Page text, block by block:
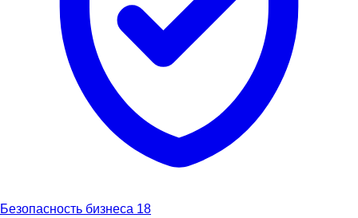
Безопасность бизнеса 18